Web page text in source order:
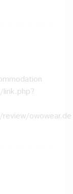
owowear.de